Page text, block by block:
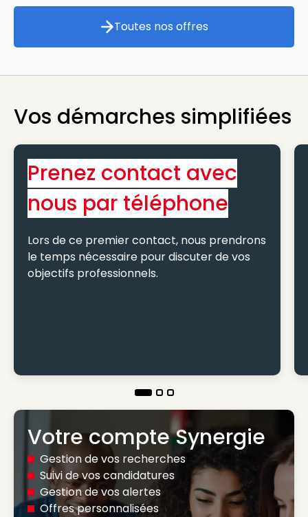
Toutes nos offres
Toutes nos offres
Vos démarches simplifiées
Prenez contact avec
nous par téléphone
Lors de ce premier contact, nous prendrons
le temps nécessaire pour discuter de vos
objectifs professionnels.
Votre compte Synergie
Gestion de vos recherches
Suivi de vos candidatures
Gestion de vos alertes
Offres personnalisées